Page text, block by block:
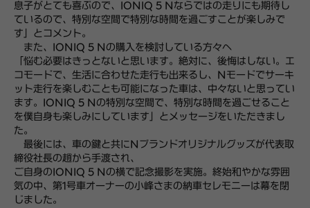
息子がとても喜ぶので、IONIQ 5 Nならではの走りにも期待し
ているので、特別な空間で特別な時間を過ごすことが楽しみで
す」とコメント。
また、IONIQ 5 Nの購入を検討している方々へ
悩む必要はきっとないと思います。絶対に、後悔はしない。エ
コモードで、生活に合わせた走行も出来るし、Nモードでサーキ
ット走行を楽しむことも可能になった車は、中々ないと思ってい
ます。IONIQ 5 Nの特別な空間で、特別な時間を過ごせること
を僕自身も楽しみにしています」とメッセージをいただきまし
た。
最後には、車の鍵と共にNブランドオリジナルグッズが代表取
締役社長の趙から手渡され、
ご自身のIONIQ 5 Nの横で記念撮影を実施。終始和やかな雰囲
気の中、第1号車オーナーの小峰さまの納車セレモニーは幕を閉
じました。